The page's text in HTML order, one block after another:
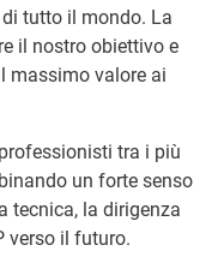
tutto il mondo. La
il nostro obiettivo e
massimo valore ai
tra i più
un forte senso
tecnica, la dirigenza
verso il futuro.